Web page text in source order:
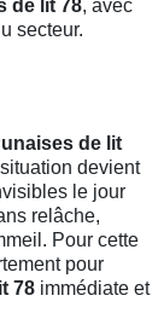
de lit 78, avec
secteur.
de lit
devient
le jour
relâche,
Pour cette
pour
78 immédiate et